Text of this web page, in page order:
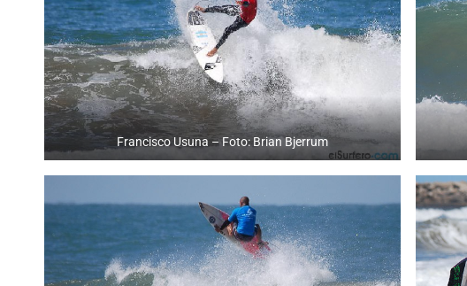
Francisco Usuna – Foto: Brian Bjerrum